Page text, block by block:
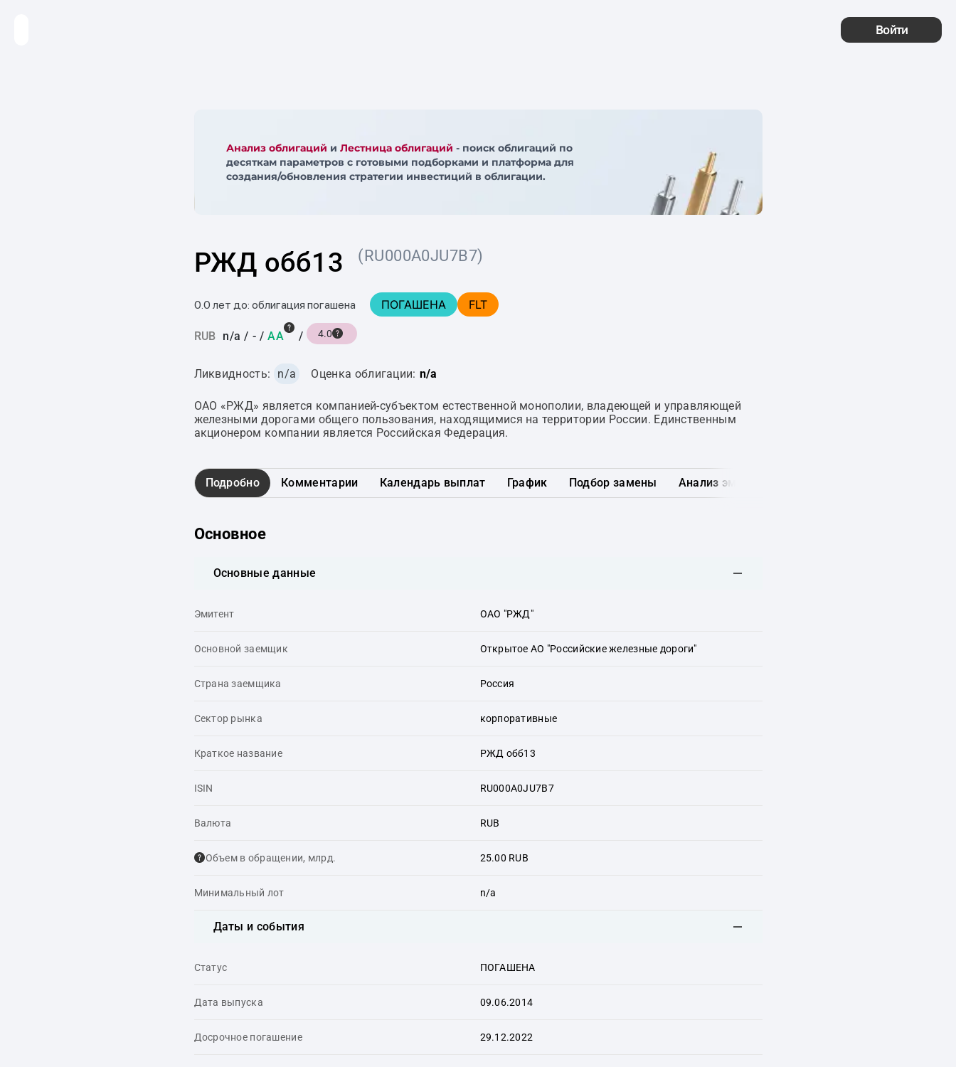
Войти
Анализ облигаций и Лестница облигаций - поиск облигаций по
десяткам параметров с готовыми подборками и платформа для
создания/обновления стратегии инвестиций в облигации.
РЖД обб13 (RU000A0JU7B7)
0.0 лет до: облигация погашена ПОГАШЕНА FLT
RUB n/a / - / AA / 4.0
Ликвидность: n/a Оценка облигации: n/a
ОАО «РЖД» является компанией-субъектом естественной монополии, владеющей и управляющей
железными дорогами общего пользования, находящимися на территории России. Единственным
акционером компании является Российская Федерация.
Подробно Комментарии Календарь выплат График Подбор замены Анализ эмитента
Основное
Основные данные
Эмитент ОАО "РЖД"
Основной заемщик Открытое АО "Российские железные дороги"
Страна заемщика Россия
Сектор рынка корпоративные
Краткое название РЖД обб13
ISIN RU000A0JU7B7
Валюта RUB
Объем в обращении, млрд. 25.00 RUB
Минимальный лот n/a
Даты и события
Статус ПОГАШЕНА
Дата выпуска 09.06.2014
Досрочное погашение 29.12.2022